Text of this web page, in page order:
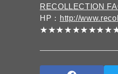
RECOLLECTION
HP： http://